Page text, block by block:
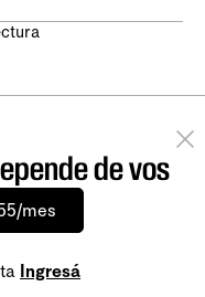
de vos
mes
Ingresá